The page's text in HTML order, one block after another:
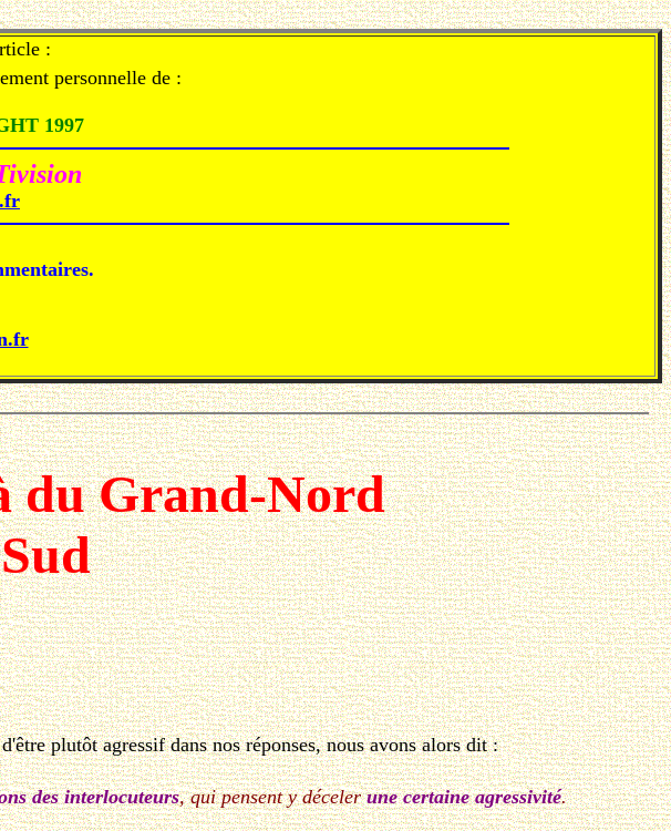
:
personnelle de :
1997
du Grand-Nord
plutôt agressif dans nos réponses, nous avons alors dit :
des interlocuteurs, qui pensent y décelerune certaine agressivité.